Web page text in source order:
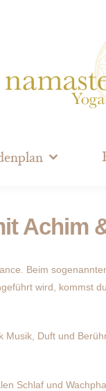
Achim
Beim
wird, kommst
Duft und
Schlaf und